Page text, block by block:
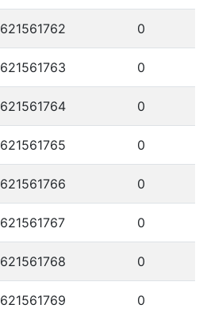
621561762 0
621561763 0
621561764 0
621561765 0
621561766 0
621561767 0
621561768 0
621561769 0